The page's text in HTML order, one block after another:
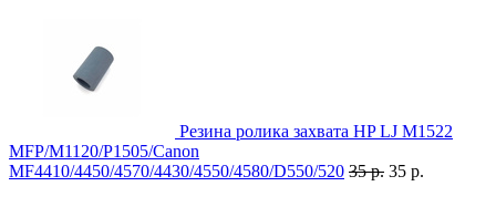
Резина ролика захвата HP LJ M1522
MFP/M1120/P1505/Canon
MF4410/4450/4570/4430/4550/4580/D550/520 35 р. 35 р.